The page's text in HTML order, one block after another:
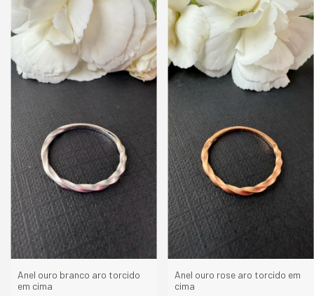
Anel ouro branco aro torcido
em cima
Anel ouro rose aro torcido em
cima